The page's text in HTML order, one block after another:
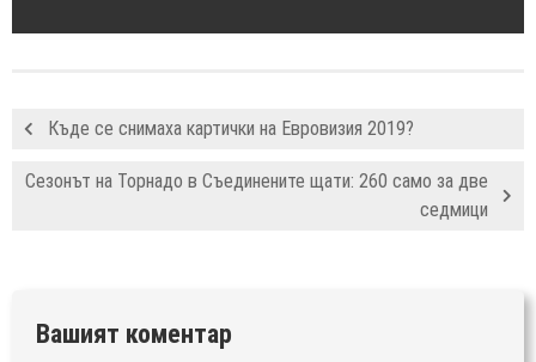
Къде се снимаха картички на Евровизия 2019?
Сезонът на Торнадо в Съединените щати: 260 само за две
седмици
Вашият коментар